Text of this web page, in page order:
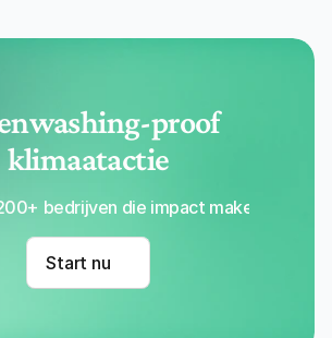
proof
klimaatactie
200+ bedrijven die impact maken met
Start nu